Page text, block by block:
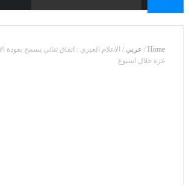
Home
/ عربي / الاعلام العبري : اتفاق ثنائي يسمح بعودة
غزة خلال اسبوع